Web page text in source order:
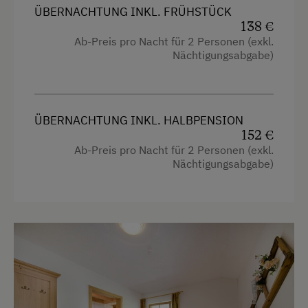
ÜBERNACHTUNG INKL. FRÜHSTÜCK
138 €
Ab-Preis pro Nacht für 2 Personen (exkl.
Nächtigungsabgabe)
ÜBERNACHTUNG INKL. HALBPENSION
152 €
Ab-Preis pro Nacht für 2 Personen (exkl.
Nächtigungsabgabe)